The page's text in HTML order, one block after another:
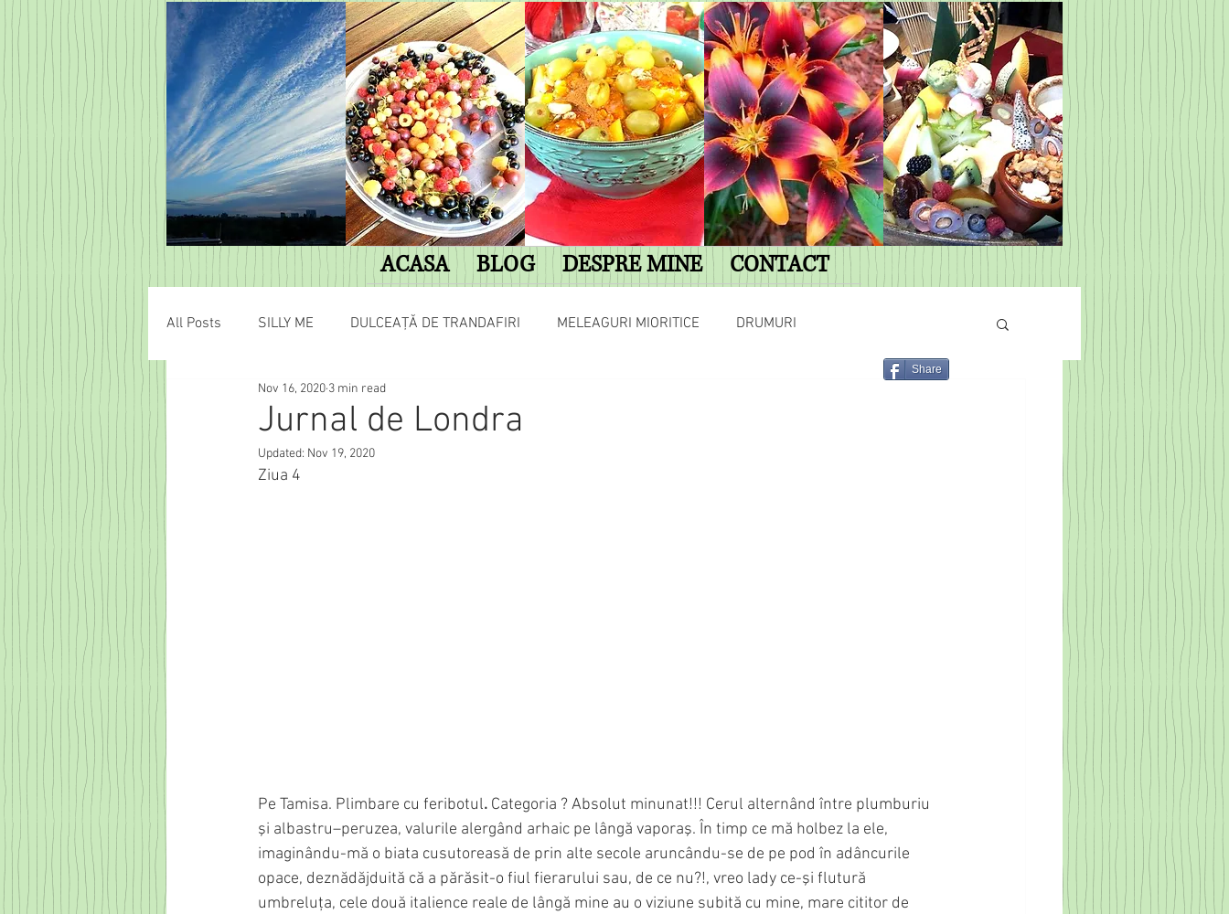
ACASA BLOG DESPRE MINE CONTACT
All Posts SILLY ME DULCEAȚĂ DE TRANDAFIRI MELEAGURI MIORITICE DRUMURI
AVENTURI HOBBIȚIENE
Jurnal de Londra
Nov 16, 2020 3 min read
Updated: Nov 19, 2020
Ziua 4
Pe Tamisa. Plimbare cu feribotul. Categoria ? Absolut minunat!!! Cerul alternând între plumburiu
şi albastru–peruzea, valurile alergând arhaic pe lângă vaporaş. În timp ce mă holbez la ele,
imaginându-mă o biata cusutoreasă de prin alte secole aruncându-se de pe pod în adâncurile
opace, deznădăjduită că a părăsit-o fiul fierarului sau, de ce nu?!, vreo lady ce-şi flutură
umbreluţa, cele două italience reale de lângă mine au o viziune subită cu mine, mare cititor de
Share